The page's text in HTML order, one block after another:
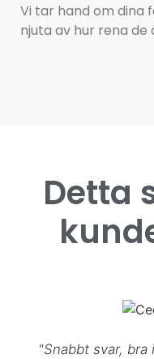
Vi tar hand om dina
njuta av hur rena
Detta
"Snabbt svar,